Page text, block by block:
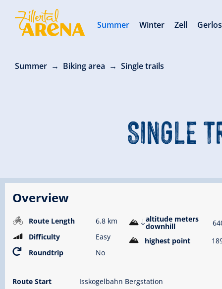
Summer Biking area Single trails
SINGLE
Overview
Route Length
6.8 km
Difficulty
Easy
Roundtrip
No
altitude meters
downhill
highest point
Route Start
Isskogelbahn Bergstation
Summer Winter Zell Gerlos